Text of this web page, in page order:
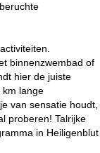
binnenzwembad of
hier de juiste
km lange
van sensatie houdt,
proberen! Talrijke
in Heiligenblut